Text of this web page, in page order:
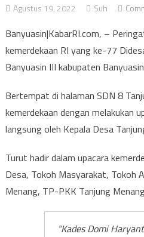
Agustus 19, 2022 Suh
Banyuasin|KabarRI.com, –
kemerdekaan RI yang ke-77
Banyuasin III kabupaten
Bertempat di halaman SDN 8
kemerdekaan dengan melakukan
langsung oleh Kepala Desa
Turut hadir dalam upacara
Desa, Tokoh Masyarakat, Tokoh
Menang, TP-PKK Tanjung
“Kades Domi